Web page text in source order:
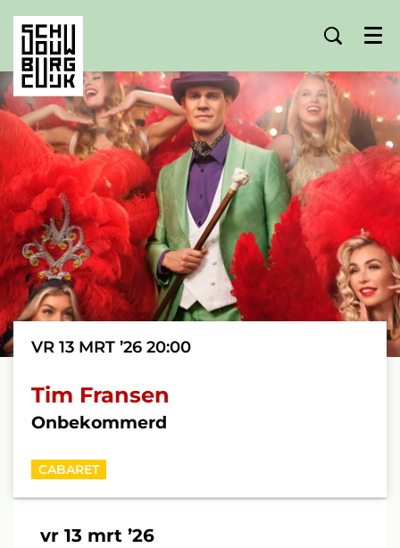
Menu
Tim Fransen
Onbekommerd
VR 13 MRT ’26 20:00
CABARET
vr 13 mrt ’26